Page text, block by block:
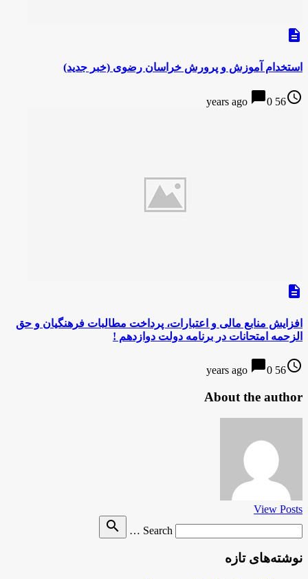
description
استخدام آموزش و پرورش خراسان رضوی (خبر جدید)
access_time
56 years ago
chat_bubble0
description
افزایش منابع مالی و اعتبارات، پرداخت مطالبات فرهنگیان و حق
الزحمه امتحانات در برنامه دولت دوازدهم !
access_time
56 years ago
chat_bubble0
About the author
View Posts
Search …
search
نوشته‌های تازه